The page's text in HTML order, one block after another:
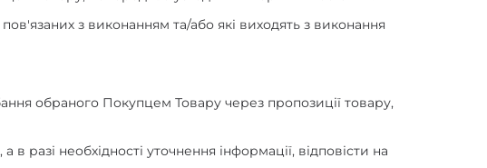
з виконанням та/або які виходять з виконання
обраного Покупцем Товару через пропозиції товару,
разі необхідності уточнення інформації, відповісти на